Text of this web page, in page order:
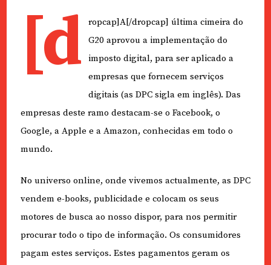
[d
ropcap]A[/dropcap] última cimeira do
G20 aprovou a implementação do
imposto digital, para ser aplicado a
empresas que fornecem serviços
digitais (as DPC sigla em inglês). Das
empresas deste ramo destacam-se o Facebook, o
Google, a Apple e a Amazon, conhecidas em todo o
mundo.
No universo online, onde vivemos actualmente, as DPC
vendem e-books, publicidade e colocam os seus
motores de busca ao nosso dispor, para nos permitir
procurar todo o tipo de informação. Os consumidores
pagam estes serviços. Estes pagamentos geram os